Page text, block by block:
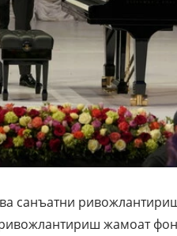
санъатни
жамоат